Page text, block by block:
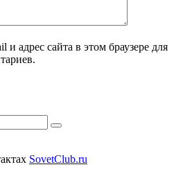
адрес сайта в этом браузере для
SovetClub.ru